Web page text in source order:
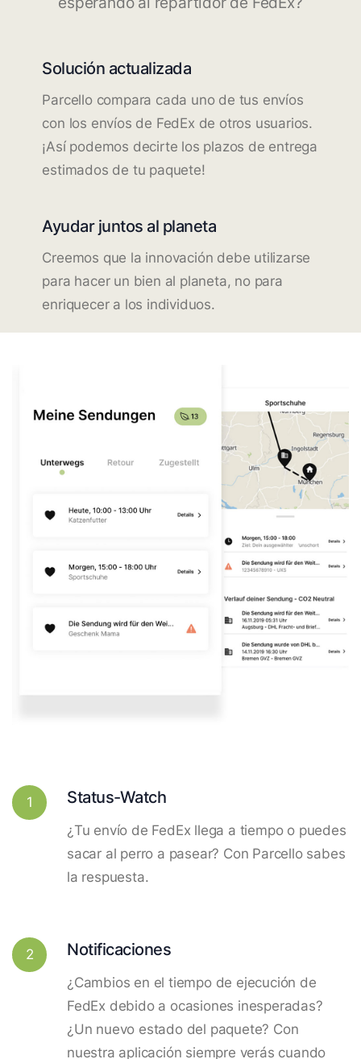
Solución actualizada
Parcello compara cada uno de tus envíos
con los envíos de FedEx de otros usuarios.
¡Así podemos decirte los plazos de entrega
estimados de tu paquete!
Ayudar juntos al planeta
Creemos que la innovación debe utilizarse
para hacer un bien al planeta, no para
enriquecer a los individuos.
1 Status-Watch
¿Tu envío de FedEx llega a tiempo o puedes
sacar al perro a pasear? Con Parcello sabes
la respuesta.
2 Notificaciones
¿Cambios en el tiempo de ejecución de
FedEx debido a ocasiones inesperadas?
¿Un nuevo estado del paquete? Con
nuestra aplicación siempre verás cuando